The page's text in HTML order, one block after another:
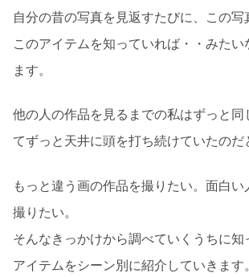
自分の昔の写真を見返すたびに、この写
このアイテムを知っていれば・・みたい
ます。
他の人の作品を見るまでの私はずっと同
てずっと天井に頭を打ち続けていたのだ
もっと違う画の作品を撮りたい。面白
撮りたい。
そんなきっかけから調べていくうちに知
アイテムをシーン別に紹介していきます